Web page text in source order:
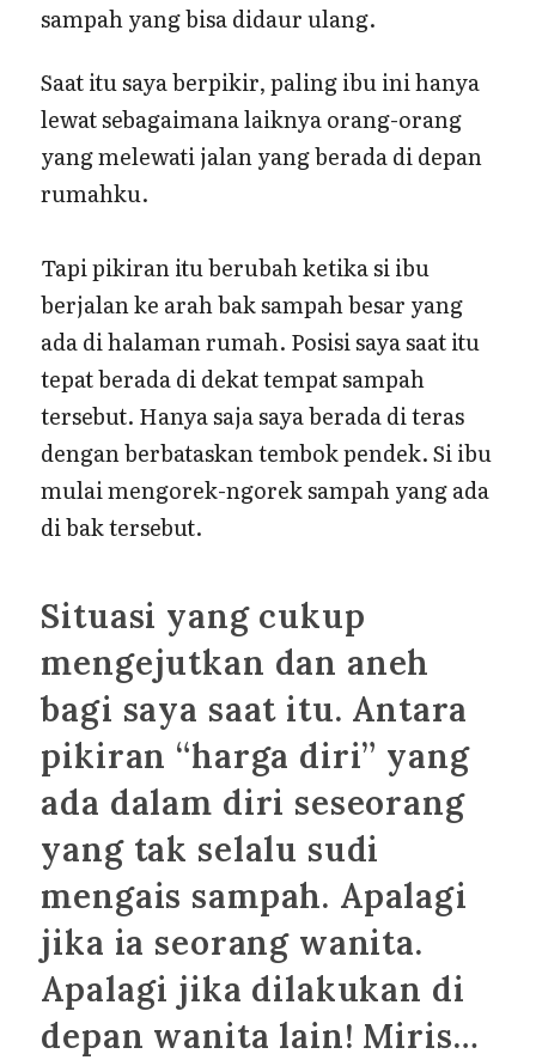
sampah yang bisa didaur ulang.
Saat itu saya berpikir, paling ibu ini hanya
lewat sebagaimana laiknya orang-orang
yang melewati jalan yang berada di depan
rumahku.
Tapi pikiran itu berubah ketika si ibu
berjalan ke arah bak sampah besar yang
ada di halaman rumah. Posisi saya saat itu
tepat berada di dekat tempat sampah
tersebut. Hanya saja saya berada di teras
dengan berbataskan tembok pendek. Si ibu
mulai mengorek-ngorek sampah yang ada
di bak tersebut.
Situasi yang cukup
mengejutkan dan aneh
bagi saya saat itu. Antara
pikiran “harga diri” yang
ada dalam diri seseorang
yang tak selalu sudi
mengais sampah. Apalagi
jika ia seorang wanita.
Apalagi jika dilakukan di
depan wanita lain! Miris…